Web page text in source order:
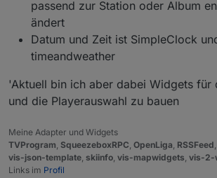
passend zur Station oder Album
ändert
Datum und Zeit ist SimpleClock
timeandweather
'Aktuell bin ich aber dabei Widgets für
und die Playerauswahl zu bauen
Meine Adapter und Widgets
TVProgram, SqueezeboxRPC, OpenLiga, RSSFeed,
vis-json-template, skiinfo, vis-mapwidgets, vis-2-
Links im Profil